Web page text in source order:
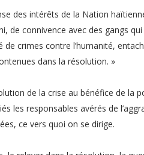
des intérêts de la Nation
de connivence avec des gangs
crimes contre l’humanité,
dans la résolution. »
de la crise au bénéfice de la
les responsables avérés de
ce vers quoi on se dirige.